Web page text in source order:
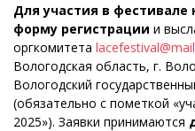
Для участия в фестивале
форму регистрации и
оргкомитета
Вологодская область, г.
Вологодский
(обязательно с пометкой
2025»). Заявки принимаются